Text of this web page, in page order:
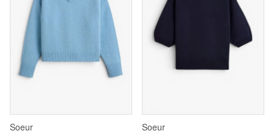
Soeur Soeur